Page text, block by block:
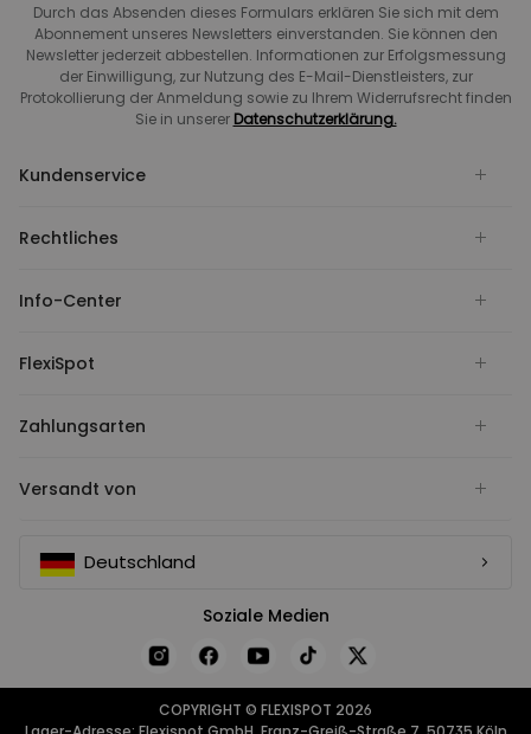
Durch das Absenden dieses Formulars erklären Sie sich mit dem
Abonnement unseres Newsletters einverstanden. Sie können den
Newsletter jederzeit abbestellen. Informationen zur Erfolgsmessung
der Einwilligung, zur Nutzung des E-Mail-Dienstleisters, zur
Protokollierung der Anmeldung sowie zu Ihrem Widerrufsrecht finden
Sie in unserer Datenschutzerklärung.
Kundenservice
Rechtliches
Info-Center
FlexiSpot
Zahlungsarten
Versandt von
Deutschland
Soziale Medien
COPYRIGHT © FLEXISPOT 2026